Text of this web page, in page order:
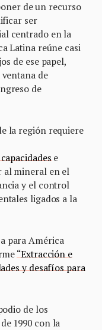
de un recurso
ser
centrado en la
Latina reúne casi
de ese papel,
de
de
la región requiere
e
al mineral en el
y el control
ligados a la
para América
“Extracción e
y desafíos para
de los
1990 con la